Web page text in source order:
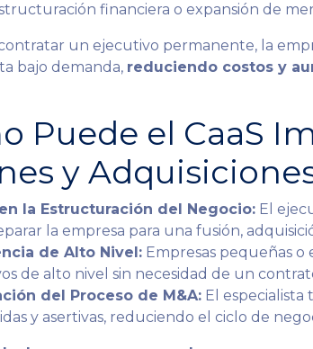
financiera o expansión de
un ejecutivo permanente, la
bajo demanda, reduciendo costos y
Puede el CaaS
y
la Estructuración del Negocio: El
la empresa para una fusión,
de Alto Nivel: Empresas pequeñas
de alto nivel sin necesidad de un
del Proceso de M&A: El especialista
y asertivas, reduciendo el ciclo de